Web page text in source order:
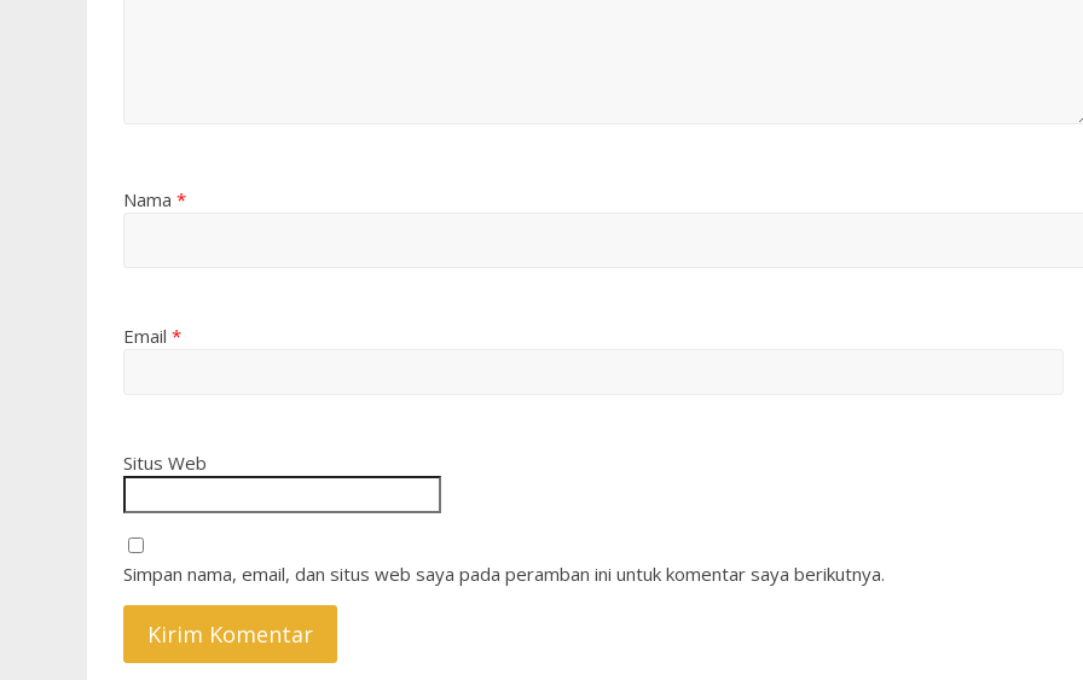
Nama *
Email *
Situs Web
Simpan nama, email, dan situs web saya pada peramban ini untuk komentar saya berikutnya.